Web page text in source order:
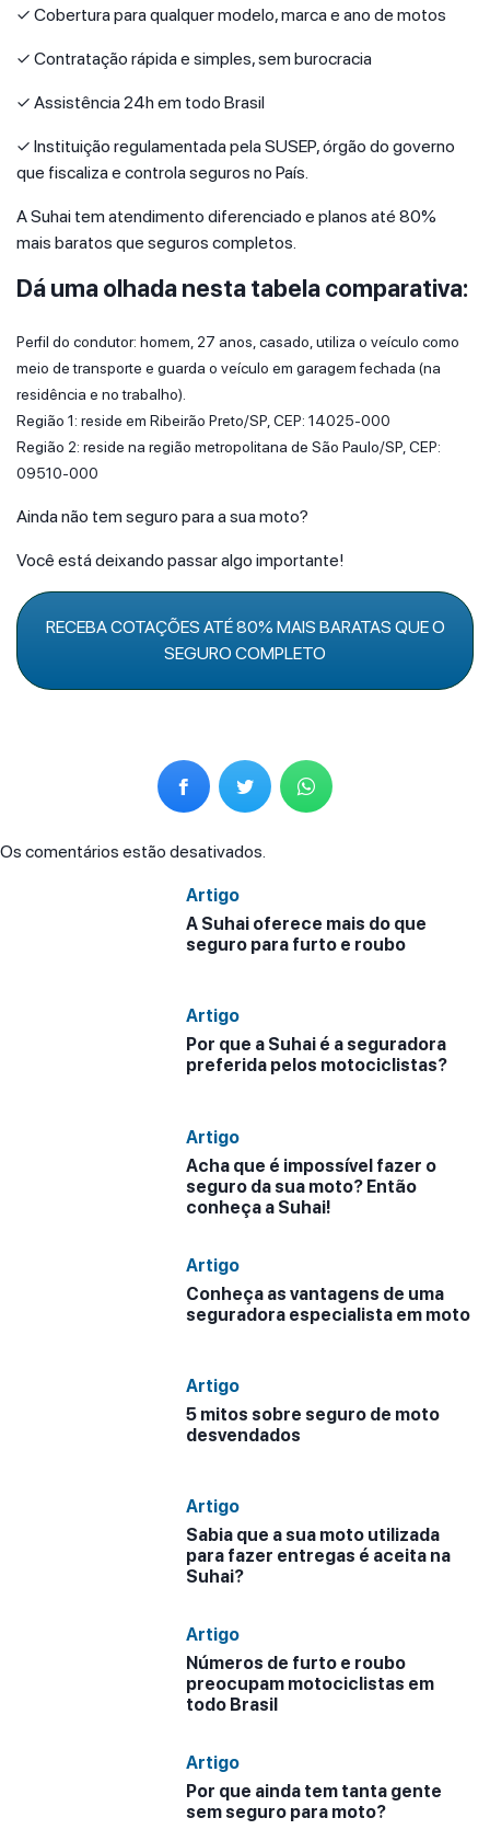
✓ Cobertura para qualquer modelo, marca e ano de motos
✓ Contratação rápida e simples, sem burocracia
✓ Assistência 24h em todo Brasil
✓ Instituição regulamentada pela SUSEP, órgão do governo
que fiscaliza e controla seguros no País.
A Suhai tem atendimento diferenciado e planos até 80%
mais baratos que seguros completos.
Dá uma olhada nesta tabela comparativa:
Perfil do condutor: homem, 27 anos, casado, utiliza o veículo como
meio de transporte e guarda o veículo em garagem fechada (na
residência e no trabalho).
Região 1: reside em Ribeirão Preto/SP, CEP: 14025-000
Região 2: reside na região metropolitana de São Paulo/SP, CEP:
09510-000
Ainda não tem seguro para a sua moto?
Você está deixando passar algo importante!
RECEBA COTAÇÕES ATÉ 80% MAIS BARATAS QUE O
SEGURO COMPLETO
Os comentários estão desativados.
Artigo
A Suhai oferece mais do que
seguro para furto e roubo
Artigo
Por que a Suhai é a seguradora
preferida pelos motociclistas?
Artigo
Acha que é impossível fazer o
seguro da sua moto? Então
conheça a Suhai!
Artigo
Conheça as vantagens de uma
seguradora especialista em moto
Artigo
5 mitos sobre seguro de moto
desvendados
Artigo
Sabia que a sua moto utilizada
para fazer entregas é aceita na
Suhai?
Artigo
Números de furto e roubo
preocupam motociclistas em
todo Brasil
Artigo
Por que ainda tem tanta gente
sem seguro para moto?